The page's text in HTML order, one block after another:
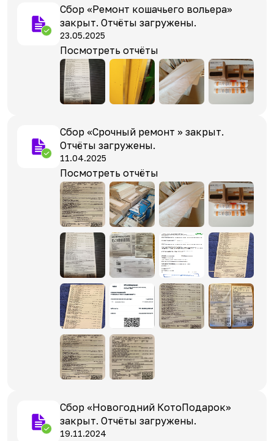
Сбор «Ремонт кошачьего вольера»
закрыт. Отчёты загружены.
23.05.2025
Посмотреть отчёты
Сбор «Срочный ремонт » закрыт.
Отчёты загружены.
11.04.2025
Посмотреть отчёты
Сбор «Новогодний КотоПодарок»
закрыт. Отчёты загружены.
19.11.2024